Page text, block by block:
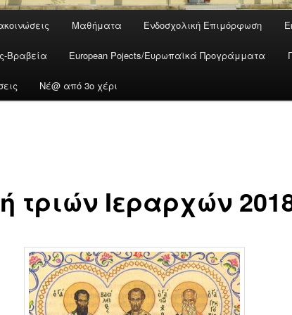
Μαθήματα Ενδοσχολική Επιμόρφωση
Βραβεία European Pojects/Ευρωπαϊκά Προγράμματα
Νέ@ από 3ο χέρι
τριών Ιεραρχών